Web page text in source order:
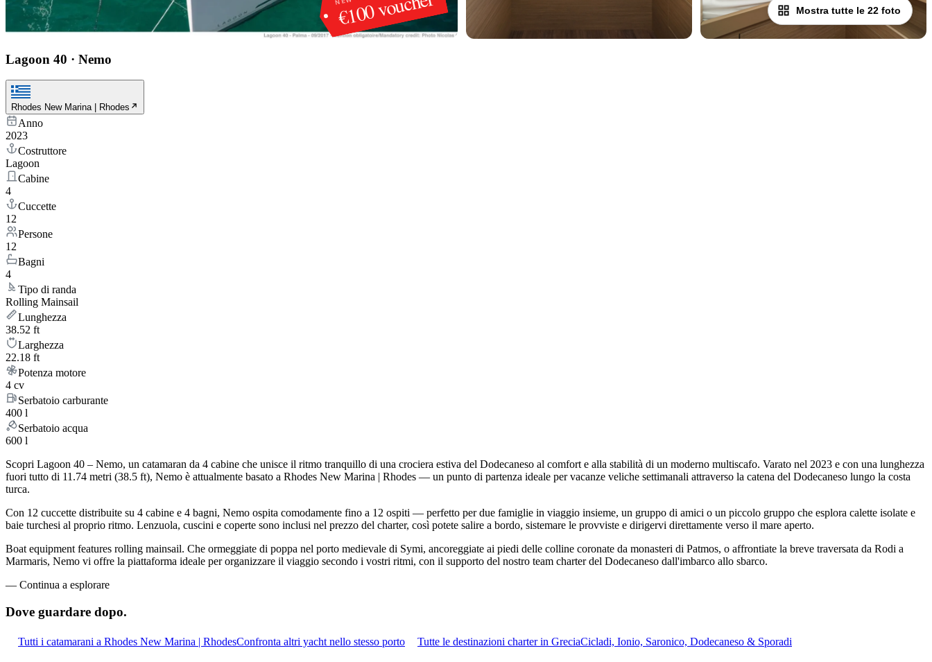
Mostra tutte le 22 foto
Lagoon 40 · Nemo
Rhodes New Marina | Rhodes
Anno
2023
Costruttore
Lagoon
Cabine
4
Cuccette
12
Persone
12
Bagni
4
Tipo di randa
Rolling Mainsail
Lunghezza
38.52 ft
Larghezza
22.18 ft
Potenza motore
4 cv
Serbatoio carburante
400 l
Serbatoio acqua
600 l
Scopri Lagoon 40 – Nemo, un catamaran da 4 cabine che unisce il ritmo tranquillo di una crociera estiva del Dodecaneso al comfort e alla stabilità di un moderno multiscafo. Varato nel 2023 e con una lunghezza
fuori tutto di 11.74 metri (38.5 ft), Nemo è attualmente basato a Rhodes New Marina | Rhodes — un punto di partenza ideale per vacanze veliche settimanali attraverso la catena del Dodecaneso lungo la costa
turca.
Con 12 cuccette distribuite su 4 cabine e 4 bagni, Nemo ospita comodamente fino a 12 ospiti — perfetto per due famiglie in viaggio insieme, un gruppo di amici o un piccolo gruppo che esplora calette isolate e
baie turchesi al proprio ritmo. Lenzuola, cuscini e coperte sono inclusi nel prezzo del charter, così potete salire a bordo, sistemare le provviste e dirigervi direttamente verso il mare aperto.
Boat equipment features rolling mainsail. Che ormeggiate di poppa nel porto medievale di Symi, ancoreggiate ai piedi delle colline coronate da monasteri di Patmos, o affrontiate la breve traversata da Rodi a
Marmaris, Nemo vi offre la piattaforma ideale per organizzare il viaggio secondo i vostri ritmi, con il supporto del nostro team charter del Dodecaneso dall'imbarco allo sbarco.
— Continua a esplorare
Dove guardare dopo.
Tutti i catamarani a Rhodes New Marina | RhodesConfronta altri yacht nello stesso porto Tutte le destinazioni charter in GreciaCicladi, Ionio, Saronico, Dodecaneso & Sporadi